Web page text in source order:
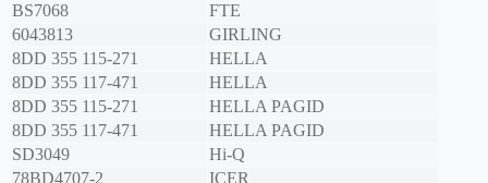
BS7068
FTE
6043813
GIRLING
8DD 355 115-271
HELLA
8DD 355 117-471
HELLA
8DD 355 115-271
HELLA PAGID
8DD 355 117-471
HELLA PAGID
SD3049
Hi-Q
78BD4707-2
ICER